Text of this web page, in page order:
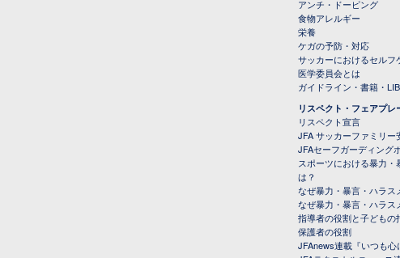
アンチ・ドーピング
食物アレルギー
栄養
ケガの予防・対応
サッカーにおけるセルフ
医学委員会とは
ガイドライン・書籍・
リスペクト・フェアプレ
リスペクト宣言
JFA サッカーファミリー
JFAセーフガーディング
スポーツにおける暴力・
は？
なぜ暴力・暴言・ハラス
なぜ暴力・暴言・ハラス
指導者の役割と子どもの
保護者の役割
JFAnews連載『いつも心